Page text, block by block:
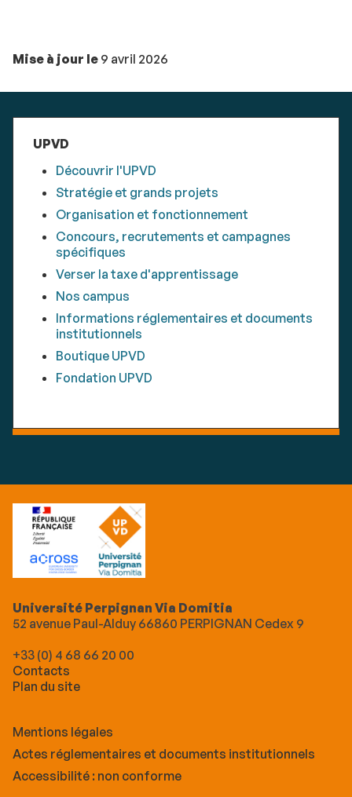
Mise à jour le 9 avril 2026
UPVD
Découvrir l'UPVD
Stratégie et grands projets
Organisation et fonctionnement
Concours, recrutements et campagnes
spécifiques
Verser la taxe d'apprentissage
Nos campus
Informations réglementaires et documents
institutionnels
Boutique UPVD
Fondation UPVD
Université Perpignan Via Domitia
52 avenue Paul-Alduy 66860 PERPIGNAN Cedex 9
+33 (0) 4 68 66 20 00
Contacts
Plan du site
Mentions légales
Actes réglementaires et documents institutionnels
Accessibilité : non conforme